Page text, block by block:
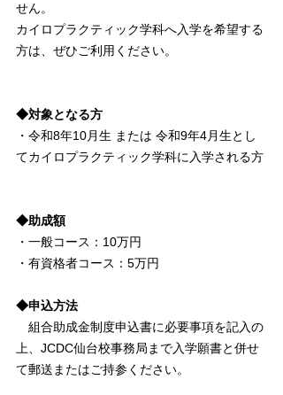
せん。
カイロプラクティック学科へ入学を希望する
方は、ぜひご利用ください。
◆対象となる方
・令和8年10月生 または 令和9年4月生とし
てカイロプラクティック学科に入学される方
◆助成額
・一般コース：10万円
・有資格者コース：5万円
◆申込方法
組合助成金制度申込書に必要事項を記入の
上、JCDC仙台校事務局まで入学願書と併せ
て郵送またはご持参ください。